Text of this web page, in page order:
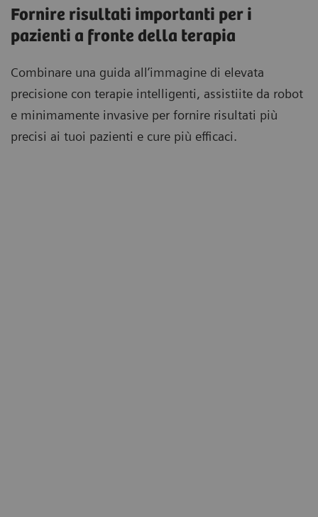
Fornire risultati importanti per i
pazienti a fronte della terapia
Combinare una guida all’immagine di elevata
precisione con terapie intelligenti, assistiite da robot
e minimamente invasive per fornire risultati più
precisi ai tuoi pazienti e cure più efficaci.